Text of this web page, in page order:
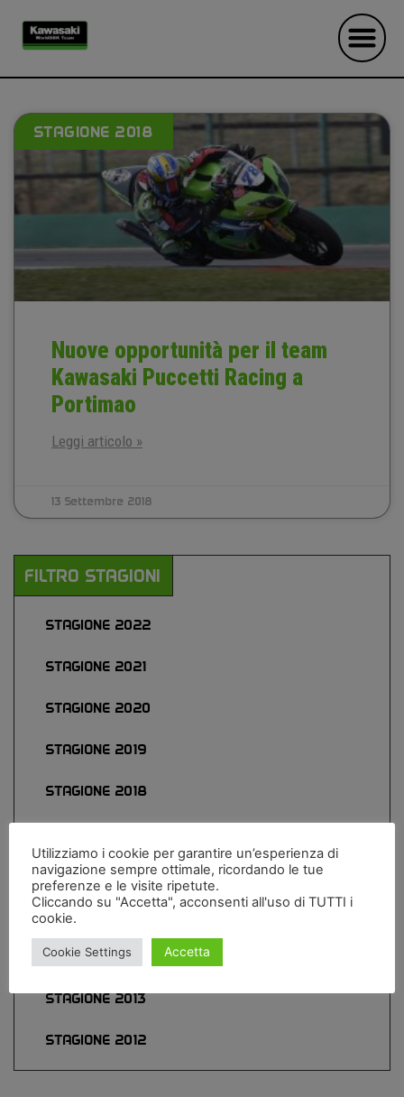
STAGIONE 2018
Nuove opportunità per il team
Kawasaki Puccetti Racing a
Portimao
Leggi articolo »
13 Settembre 2018
FILTRO STAGIONI
STAGIONE 2022
STAGIONE 2021
STAGIONE 2020
STAGIONE 2019
STAGIONE 2018
STAGIONE 2016
STAGIONE 2015
STAGIONE 2014
STAGIONE 2013
STAGIONE 2012
Utilizziamo i cookie per garantire un’esperienza di
navigazione sempre ottimale, ricordando le tue
preferenze e le visite ripetute.
Cliccando su "Accetta", acconsenti all'uso di TUTTI i
cookie.
Cookie Settings Accetta